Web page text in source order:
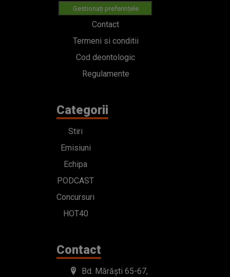
Gestionați preferințele
Contact
Termeni si conditii
Cod deontologic
Regulamente
Categorii
Stiri
Emisiuni
Echipa
PODCAST
Concursuri
HOT40
Contact
Bd. Mărăști 65-67,